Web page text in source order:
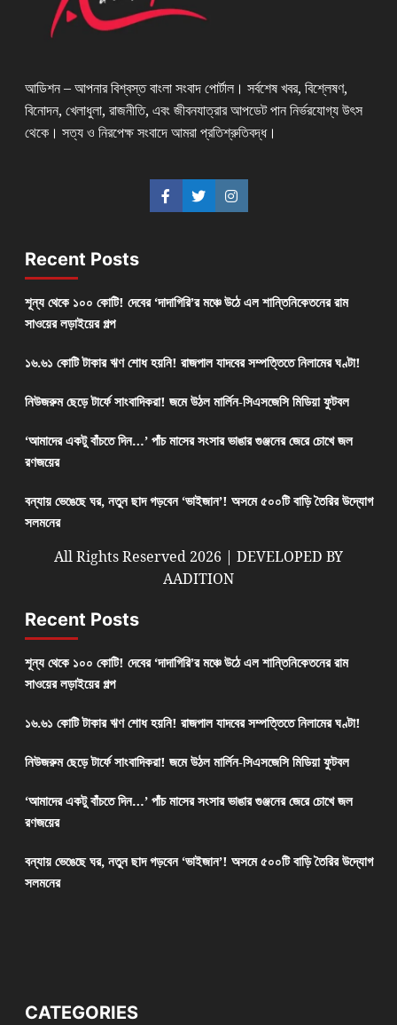
আডিশন – আপনার বিশ্বস্ত বাংলা সংবাদ পোর্টাল। সর্বশেষ খবর, বিশ্লেষণ,
বিনোদন, খেলাধুলা, রাজনীতি, এবং জীবনযাত্রার আপডেট পান নির্ভরযোগ্য উৎস
থেকে। সত্য ও নিরপেক্ষ সংবাদে আমরা প্রতিশ্রুতিবদ্ধ।
Recent Posts
শূন্য থেকে ১০০ কোটি! দেবের ‘দাদাগিরি’র মঞ্চে উঠে এল শান্তিনিকেতনের রাম
সাওয়ের লড়াইয়ের গল্প
১৬.৬১ কোটি টাকার ঋণ শোধ হয়নি! রাজপাল যাদবের সম্পত্তিতে নিলামের ঘণ্টা!
নিউজরুম ছেড়ে টার্ফে সাংবাদিকরা! জমে উঠল মার্লিন-সিএসজেসি মিডিয়া ফুটবল
‘আমাদের একটু বাঁচতে দিন…’ পাঁচ মাসের সংসার ভাঙার গুঞ্জনের জেরে চোখে জল
রণজয়ের
বন্যায় ভেঙেছে ঘর, নতুন ছাদ গড়বেন ‘ভাইজান’! অসমে ৫০০টি বাড়ি তৈরির উদ্যোগ
সলমনের
All Rights Reserved 2026 | DEVELOPED BY
AADITION
Recent Posts
শূন্য থেকে ১০০ কোটি! দেবের ‘দাদাগিরি’র মঞ্চে উঠে এল শান্তিনিকেতনের রাম
সাওয়ের লড়াইয়ের গল্প
১৬.৬১ কোটি টাকার ঋণ শোধ হয়নি! রাজপাল যাদবের সম্পত্তিতে নিলামের ঘণ্টা!
নিউজরুম ছেড়ে টার্ফে সাংবাদিকরা! জমে উঠল মার্লিন-সিএসজেসি মিডিয়া ফুটবল
‘আমাদের একটু বাঁচতে দিন…’ পাঁচ মাসের সংসার ভাঙার গুঞ্জনের জেরে চোখে জল
রণজয়ের
বন্যায় ভেঙেছে ঘর, নতুন ছাদ গড়বেন ‘ভাইজান’! অসমে ৫০০টি বাড়ি তৈরির উদ্যোগ
সলমনের
CATEGORIES